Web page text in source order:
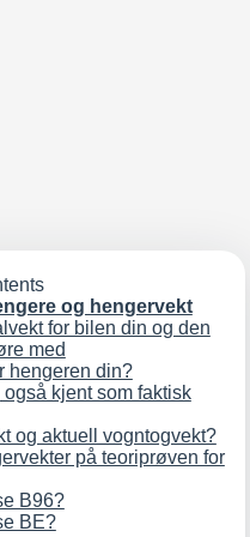
og hengervekt
for bilen din og den
med
hengeren din?
kjent som faktisk
og aktuell vogntogvekt?
og aktuell
på teoriprøven for
vanskelig?
B96?
BE?